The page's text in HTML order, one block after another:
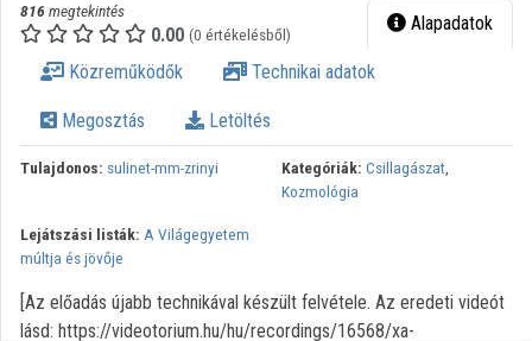
816 megtekintés
0.00 (0 értékelésből) Alapadatok
Közreműködők Technikai adatok
Megosztás Letöltés
Tulajdonos: sulinet-mm-zrinyi Kategóriák: Csillagászat,
Kozmológia
Lejátszási listák: A Világegyetem
múltja és jövője
[Az előadás újabb technikával készült felvétele. Az eredeti videót
lásd: https://videotorium.hu/hu/recordings/16568/xa-